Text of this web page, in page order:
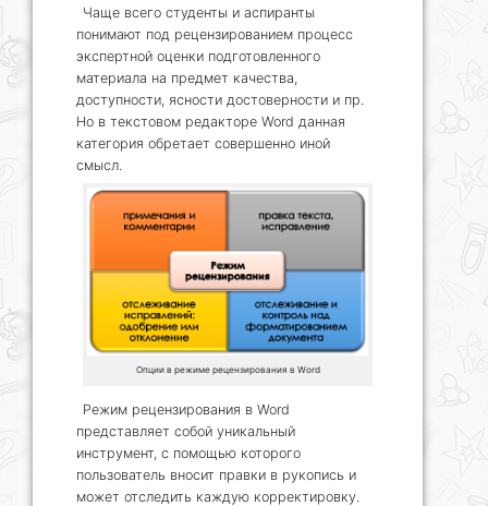
Чаще всего студенты и аспиранты
понимают под рецензированием процесс
экспертной оценки подготовленного
материала на предмет качества,
доступности, ясности достоверности и пр.
Но в текстовом редакторе Word данная
категория обретает совершенно иной
смысл.
Опции в режиме рецензирования в Word
Режим рецензирования в Word
представляет собой уникальный
инструмент, с помощью которого
пользователь вносит правки в рукопись и
может отследить каждую корректировку.